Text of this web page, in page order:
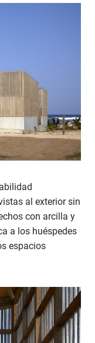
al exterior sin
con arcilla y
a los huéspedes
espacios